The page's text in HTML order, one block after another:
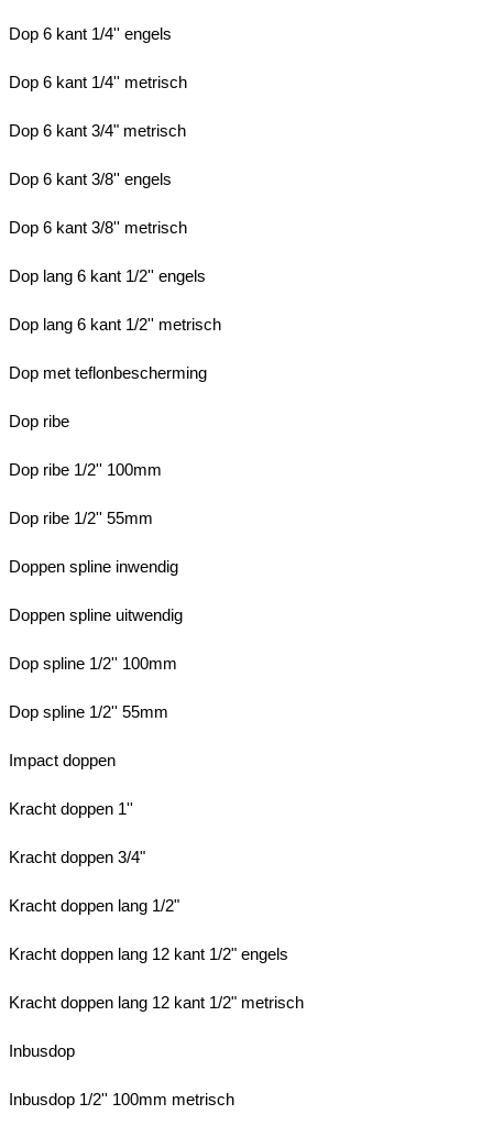
Dop 6 kant 1/4'' engels
Dop 6 kant 1/4'' metrisch
Dop 6 kant 3/4" metrisch
Dop 6 kant 3/8'' engels
Dop 6 kant 3/8'' metrisch
Dop lang 6 kant 1/2'' engels
Dop lang 6 kant 1/2'' metrisch
Dop met teflonbescherming
Dop ribe
Dop ribe 1/2'' 100mm
Dop ribe 1/2'' 55mm
Doppen spline inwendig
Doppen spline uitwendig
Dop spline 1/2'' 100mm
Dop spline 1/2'' 55mm
Impact doppen
Kracht doppen 1''
Kracht doppen 3/4"
Kracht doppen lang 1/2"
Kracht doppen lang 12 kant 1/2" engels
Kracht doppen lang 12 kant 1/2" metrisch
Inbusdop
Inbusdop 1/2'' 100mm metrisch